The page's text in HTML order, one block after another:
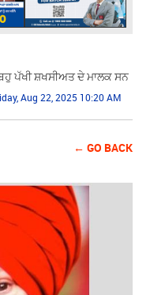
ਪੱਖੀ ਸ਼ਖਸੀਅਤ ਦੇ ਮਾਲਕ ਸਨ
Aug 22, 2025 10:20 AM
← GO BACK